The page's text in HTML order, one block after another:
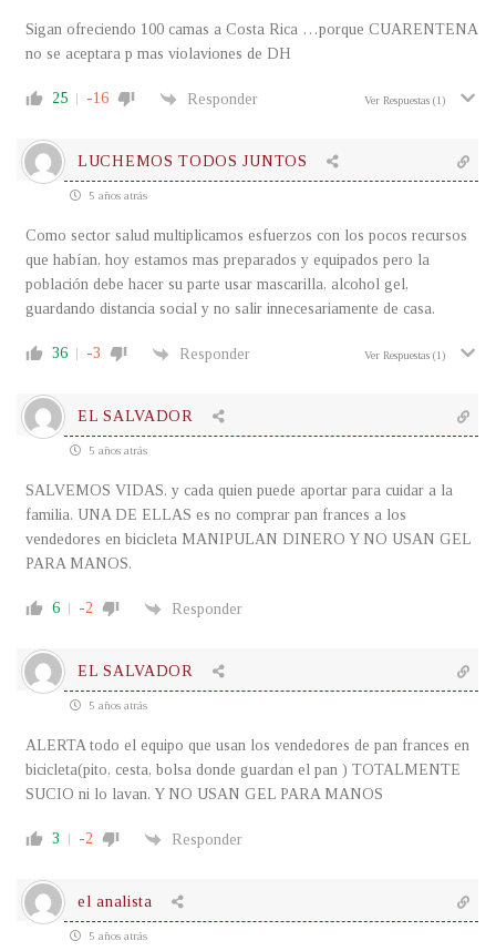
Sigan ofreciendo 100 camas a Costa Rica …porque CUARENTENA
no se aceptara p mas violaviones de DH
25 -16 Responder Ver Respuestas (1)
LUCHEMOS TODOS JUNTOS
5 años atrás
Como sector salud multiplicamos esfuerzos con los pocos recursos
que habían, hoy estamos mas preparados y equipados pero la
población debe hacer su parte usar mascarilla, alcohol gel,
guardando distancia social y no salir innecesariamente de casa.
36 -3 Responder Ver Respuestas (1)
EL SALVADOR
5 años atrás
SALVEMOS VIDAS. y cada quien puede aportar para cuidar a la
familia. UNA DE ELLAS es no comprar pan frances a los
vendedores en bicicleta MANIPULAN DINERO Y NO USAN GEL
PARA MANOS.
6 -2 Responder
EL SALVADOR
5 años atrás
ALERTA todo el equipo que usan los vendedores de pan frances en
bicicleta(pito, cesta, bolsa donde guardan el pan ) TOTALMENTE
SUCIO ni lo lavan. Y NO USAN GEL PARA MANOS
3 -2 Responder
el analista
5 años atrás